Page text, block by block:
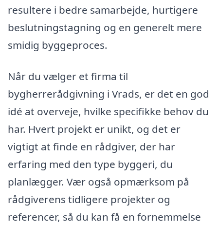
resultere i bedre samarbejde, hurtigere
beslutningstagning og en generelt mere
smidig byggeproces.
Når du vælger et firma til
bygherrerådgivning i Vrads, er det en god
idé at overveje, hvilke specifikke behov du
har. Hvert projekt er unikt, og det er
vigtigt at finde en rådgiver, der har
erfaring med den type byggeri, du
planlægger. Vær også opmærksom på
rådgiverens tidligere projekter og
referencer, så du kan få en fornemmelse